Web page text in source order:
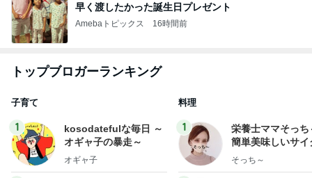
早く渡したかった誕生日プレゼント
Amebaトピックス 16時間前
トップブロガーランキング
子育て
1
kosodatefulな毎日 ～
オギャ子の暴走～
オギャ子
料理
1
栄養士ママそっち
簡単美味しいサイ
献立
そっち～